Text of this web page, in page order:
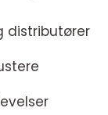
distributører